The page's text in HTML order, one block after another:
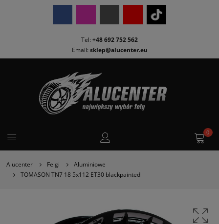
Tel: +48 692 752 562
Email: sklep@alucenter.eu
0
Alucenter Felgi
Aluminiowe
TOMASON TN7 18 5x112 ET30 blackpainted